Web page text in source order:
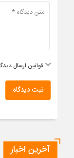
قوانین ارسال
ثبت دیدگاه
آخرین اخبار